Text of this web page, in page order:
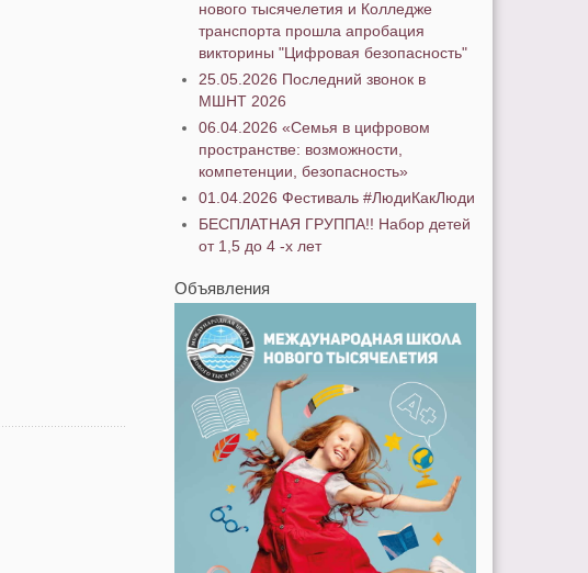
нового тысячелетия и Колледже
транспорта прошла апробация
викторины "Цифровая безопасность"
25.05.2026 Последний звонок в
МШНТ 2026
06.04.2026 «Семья в цифровом
пространстве: возможности,
компетенции, безопасность»
01.04.2026 Фестиваль #ЛюдиКакЛюди
БЕСПЛАТНАЯ ГРУППА!! Набор детей
от 1,5 до 4 -х лет
Объявления